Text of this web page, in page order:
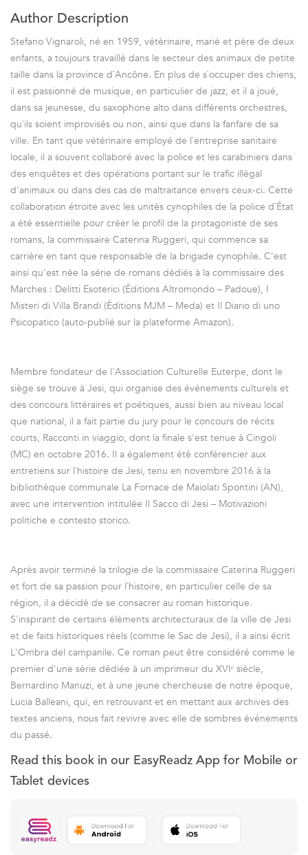
Author Description
Stefano Vignaroli, né en 1959, vétérinaire, marié et père de deux
enfants, a toujours travaillé dans le secteur des animaux de petite
taille dans la province d`Ancône. En plus de s`occuper des chiens,
il est passionné de musique, en particulier de jazz, et il a joué,
dans sa jeunesse, du saxophone alto dans différents orchestres,
qu`ils soient improvisés ou non, ainsi que dans la fanfare de sa
ville. En tant que vétérinaire employé de l`entreprise sanitaire
locale, il a souvent collaboré avec la police et les carabiniers dans
des enquêtes et des opérations portant sur le trafic illégal
d'animaux ou dans des cas de maltraitance envers ceux-ci. Cette
collaboration étroite avec les unités cynophiles de la police d`État
a été essentielle pour créer le profil de la protagoniste de ses
romans, la commissaire Caterina Ruggeri, qui commence sa
carrière en tant que responsable de la brigade cynophile. C'est
ainsi qu'est née la série de romans dédiés à la commissaire des
Marches : Delitti Esoterici (Éditions Altromondo – Padoue), I
Misteri di Villa Brandi (Éditions MJM – Meda) et Il Diario di uno
Psicopatico (auto-publié sur la plateforme Amazon).
Membre fondateur de l'Association Culturelle Euterpe, dont le
siège se trouve à Jesi, qui organise des événements culturels et
des concours littéraires et poétiques, aussi bien au niveau local
que national, il a fait partie du jury pour le concours de récits
courts, Racconti in viaggio, dont la finale s'est tenue à Cingoli
(MC) en octobre 2016. Il a également été conférencier aux
entretiens sur l`histoire de Jesi, tenu en novembre 2016 à la
bibliothèque communale La Fornace de Maiolati Spontini (AN),
avec une intervention intitulée Il Sacco di Jesi – Motivazioni
politiche e contesto storico.
Après avoir terminé la trilogie de la commissaire Caterina Ruggeri
et fort de sa passion pour l`histoire, en particulier celle de sa
région, il a décidé de se consacrer au roman historique.
S'inspirant de certains éléments architecturaux de la ville de Jesi
et de faits historiques réels (comme le Sac de Jesi), il a ainsi écrit
L'Ombra del campanile. Ce roman peut être considéré comme le
premier d'une série dédiée à un imprimeur du XVIᵉ siècle,
Bernardino Manuzi, et à une jeune chercheuse de notre époque,
Lucia Balleani, qui, en retrouvant et en mettant aux archives des
textes anciens, nous fait revivre avec elle de sombres événements
du passé.
Read this book in our EasyReadz App for Mobile or
Tablet devices